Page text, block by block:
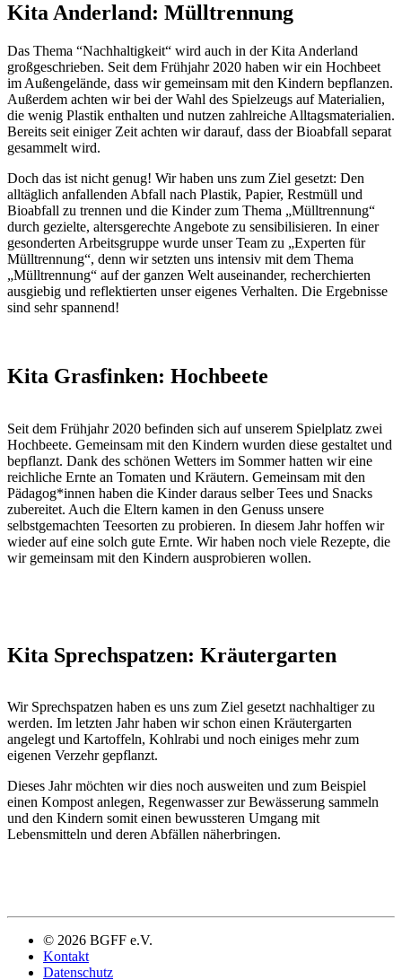
Kita Anderland: Mülltrennung
Das Thema “Nachhaltigkeit“ wird auch in der Kita Anderland
großgeschrieben. Seit dem Frühjahr 2020 haben wir ein Hochbeet
im Außengelände, dass wir gemeinsam mit den Kindern bepflanzen.
Außerdem achten wir bei der Wahl des Spielzeugs auf Materialien,
die wenig Plastik enthalten und nutzen zahlreiche Alltagsmaterialien.
Bereits seit einiger Zeit achten wir darauf, dass der Bioabfall separat
gesammelt wird.
Doch das ist nicht genug! Wir haben uns zum Ziel gesetzt: Den
alltäglich anfallenden Abfall nach Plastik, Papier, Restmüll und
Bioabfall zu trennen und die Kinder zum Thema „Mülltrennung“
durch gezielte, altersgerechte Angebote zu sensibilisieren. In einer
gesonderten Arbeitsgruppe wurde unser Team zu „Experten für
Mülltrennung“, denn wir setzten uns intensiv mit dem Thema
„Mülltrennung“ auf der ganzen Welt auseinander, recherchierten
ausgiebig und reflektierten unser eigenes Verhalten. Die Ergebnisse
sind sehr spannend!
Kita Grasfinken: Hochbeete
Seit dem Frühjahr 2020 befinden sich auf unserem Spielplatz zwei
Hochbeete. Gemeinsam mit den Kindern wurden diese gestaltet und
bepflanzt. Dank des schönen Wetters im Sommer hatten wir eine
reichliche Ernte an Tomaten und Kräutern. Gemeinsam mit den
Pädagog*innen haben die Kinder daraus selber Tees und Snacks
zubereitet. Auch die Eltern kamen in den Genuss unsere
selbstgemachten Teesorten zu probieren. In diesem Jahr hoffen wir
wieder auf eine solch gute Ernte. Wir haben noch viele Rezepte, die
wir gemeinsam mit den Kindern ausprobieren wollen.
Kita Sprechspatzen: Kräutergarten
Wir Sprechspatzen haben es uns zum Ziel gesetzt nachhaltiger zu
werden. Im letzten Jahr haben wir schon einen Kräutergarten
angelegt und Kartoffeln, Kohlrabi und noch einiges mehr zum
eigenen Verzehr gepflanzt.
Dieses Jahr möchten wir dies noch ausweiten und zum Beispiel
einen Kompost anlegen, Regenwasser zur Bewässerung sammeln
und den Kindern somit einen bewussteren Umgang mit
Lebensmitteln und deren Abfällen näherbringen.
© 2026 BGFF e.V.
Kontakt
Datenschutz